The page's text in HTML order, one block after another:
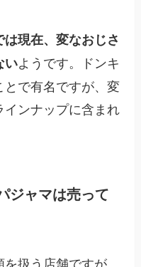
現在、変なおじさ
いようです。ドンキ
で有名ですが、変
ンナップに含まれ
ジャマは売って
扱う店舗ですが、